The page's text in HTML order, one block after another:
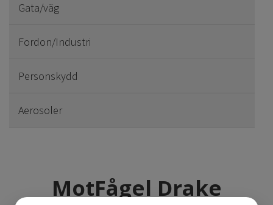
Gata/väg
Fordon/Industri
Personskydd
Aerosoler
MotFågel Drake